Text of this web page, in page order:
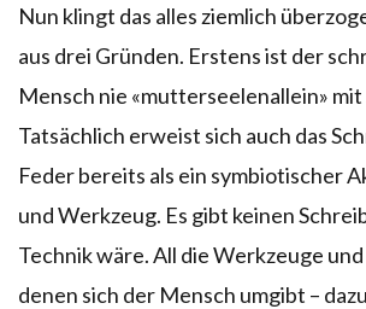
Nun klingt das alles ziemlich
aus drei Gründen. Erstens ist der
Mensch nie «mutterseelenallein»
Tatsächlich erweist sich auch das
Feder bereits als ein symbiotischer
und Werkzeug. Es gibt keinen
Technik wäre. All die Werkzeuge
denen sich der Mensch umgibt –